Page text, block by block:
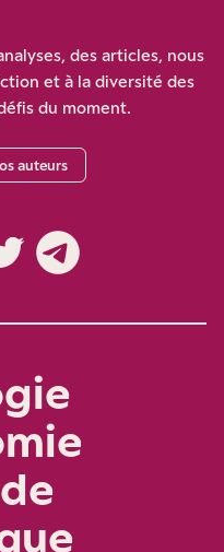
des articles, nous
et à la diversité des
du moment.
auteurs